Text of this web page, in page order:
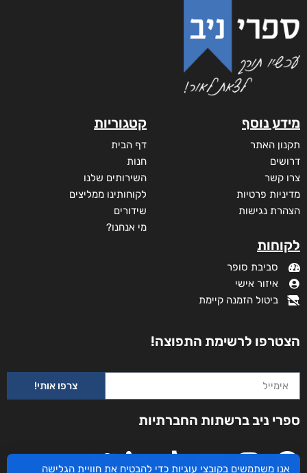
מידע נוסף
תקנון האתר
דרושים
צרו קשר
מדיניות פרטיות
הצהרת נגישות
לקוחות
סביבת סופר
איזור אישי
ביטול הזמנה קיימת
קטגוריות
דף הבית
חנות
השירותים שלנו
לקוחותינו ממליצים
שידורים
מי אנחנו?
הצטרפו לרשימת התפוצה!
צרפו אותי!
ספרי ניב ברשתות החברתיות
אנו משתמשים בקובצי עוגיות כדי להבטיח את חוויית הגלישה